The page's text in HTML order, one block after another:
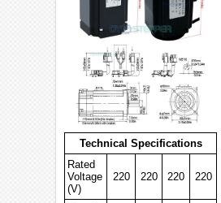
Technical Specifications
Rated
Voltage
(V)
220 220 220 220